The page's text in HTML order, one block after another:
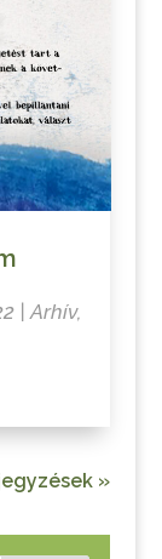
|Arhív,
»